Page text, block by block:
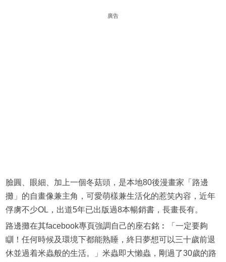
廣告
臉圓、眼細、加上一個冬菇頭，是本地80後漫畫家「路邊
攤」的自畫像兼主角，可愛萌樣兼生活化的惹笑內容，近年
俘虜不少OL，出道5年已出版過8本暢銷書，長畫長有。
路邊攤在其facebook專頁強調自己的座右銘︰「一定要夠
瞓！任何時候及環境下都能熟睡，終日夢想可以三十歲前退
休並過着米蟲般的生活。」米蟲即大懶蟲，剛過了30歲的路